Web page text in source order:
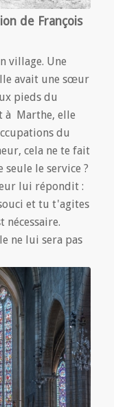
de François
village. Une
avait une sœur
pieds du
à Marthe, elle
du
cela ne te fait
le service ?
lui répondit :
et tu t'agites
nécessaire.
ne lui sera pas